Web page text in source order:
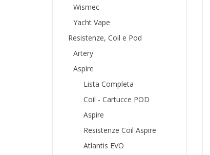
Wismec
Yacht Vape
Resistenze, Coil e Pod
Artery
Aspire
Lista Completa
Coil - Cartucce POD
Aspire
Resistenze Coil Aspire
Atlantis EVO